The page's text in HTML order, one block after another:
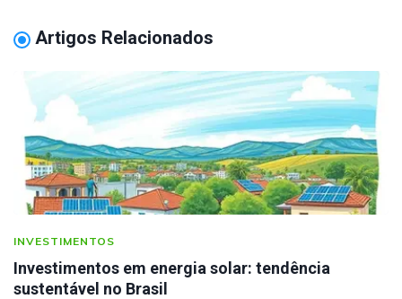
Artigos Relacionados
INVESTIMENTOS
Investimentos em energia solar: tendência
sustentável no Brasil